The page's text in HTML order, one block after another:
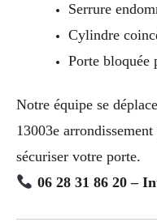
Serrure
Cylindre
Porte bloquée
Notre équipe se
13003e
sécuriser votre porte.
06 28 31 86 20 –